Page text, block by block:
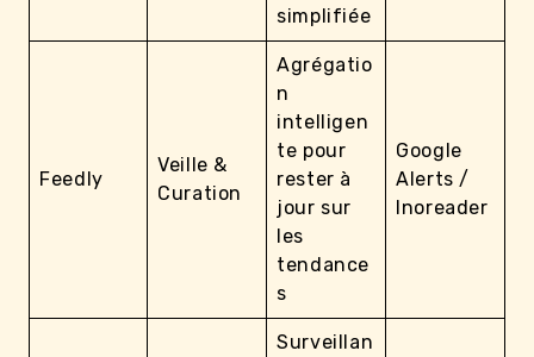
simplifiée
Feedly
Veille &
Curation
Agrégatio
n
intelligen
te pour
rester à
jour sur
les
tendance
s
Google
Alerts /
Inoreader
Surveillan